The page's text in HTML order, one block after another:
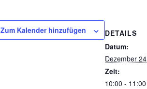
Zum Kalender hinzufügen
DETAILS
Datum:
Dezember 24
Zeit:
10:00 - 11:00